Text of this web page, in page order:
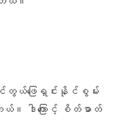
တွယ်ဖြေရှင်းနိုင်စွမ်း
ယ်။ ဒါကြောင့် စိတ်ဓာတ်